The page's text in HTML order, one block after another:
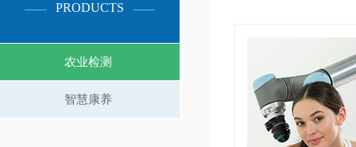
PRODUCTS​
农业检测
智慧康养